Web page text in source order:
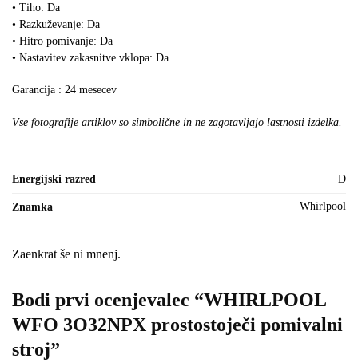
• Tiho: Da
• Razkuževanje: Da
• Hitro pomivanje: Da
• Nastavitev zakasnitve vklopa: Da
Garancija : 24 mesecev
Vse fotografije artiklov so simbolične in ne zagotavljajo lastnosti izdelka.
Energijski razred D
Znamka Whirlpool
Zaenkrat še ni mnenj.
Bodi prvi ocenjevalec “WHIRLPOOL
WFO 3O32NPX prostostoječi pomivalni
stroj”